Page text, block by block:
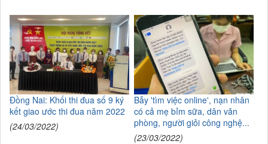
Đồng Nai: Khối thi đua số 9 ký
kết giao ước thi đua năm 2022
(24/03/2022)
Bẫy 'tìm việc online', nạn nhân
có cả mẹ bỉm sữa, dân văn
phòng, người giỏi công nghệ...
(23/03/2022)